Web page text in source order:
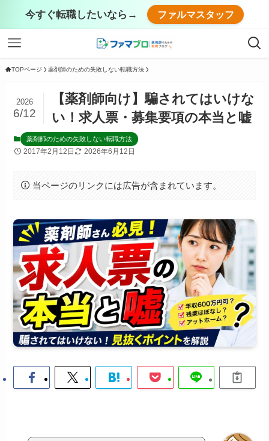
今すぐ転職したいなら→ ファルマスタッフ
TOPページ 薬剤師のための失敗しない転職方法
【薬剤師向け】騙されてはいけな
い！求人票・募集要項の本当と嘘
2026
6/12
薬剤師のための失敗しない転職方法
2017年2月12日 2026年6月12日
当ページのリンクには広告が含まれています。